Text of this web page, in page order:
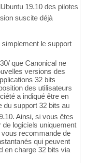
19.10 des pilotes
suscite déjà
simplement le support
que Canonical ne
versions des
32 bits
des utilisateurs
a indiqué être en
du support 32 bits au
Ainsi, si vous êtes
de logiciels uniquement
recommande de
qui peuvent
en charge 32 bits via